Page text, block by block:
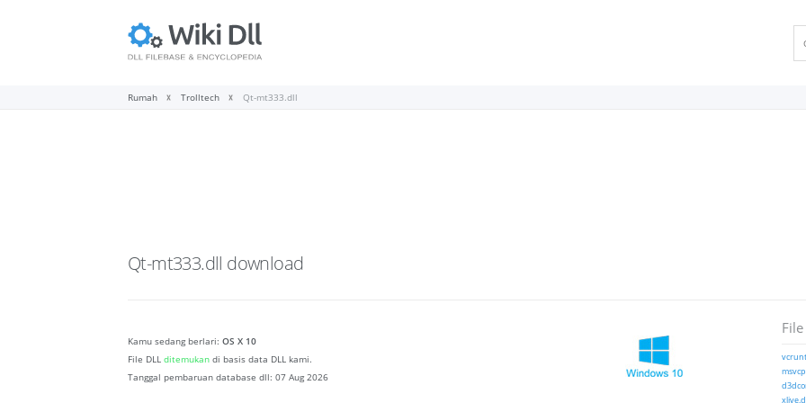
Rumah Trolltech Qt-mt333.dll
Qt-mt333.dll download
Kamu sedang berlari: OS X 10
File DLL ditemukan di basis data DLL kami.
Tanggal pembaruan database dll: 07 Aug 2026